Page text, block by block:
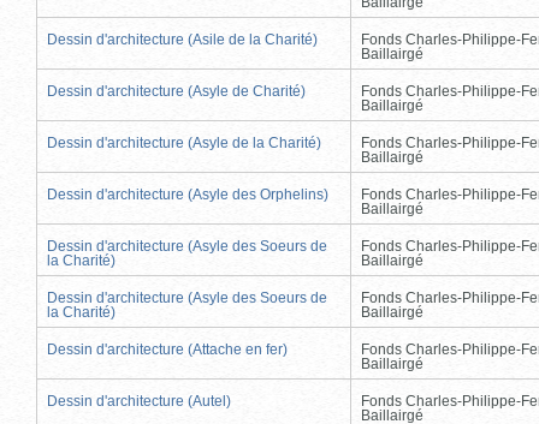
Dessin d'architecture (Asile de la Charité)
Fonds Charles-Philippe-
Baillairgé
Dessin d'architecture (Asyle de Charité)
Fonds Charles-Philippe-
Baillairgé
Dessin d'architecture (Asyle de la Charité)
Fonds Charles-Philippe-
Baillairgé
Dessin d'architecture (Asyle des Orphelins)
Fonds Charles-Philippe-
Baillairgé
Dessin d'architecture (Asyle des Soeurs de
la Charité)
Fonds Charles-Philippe-
Baillairgé
Dessin d'architecture (Asyle des Soeurs de
la Charité)
Fonds Charles-Philippe-
Baillairgé
Dessin d'architecture (Attache en fer)
Fonds Charles-Philippe-
Baillairgé
Dessin d'architecture (Autel)
Fonds Charles-Philippe-
Baillairgé